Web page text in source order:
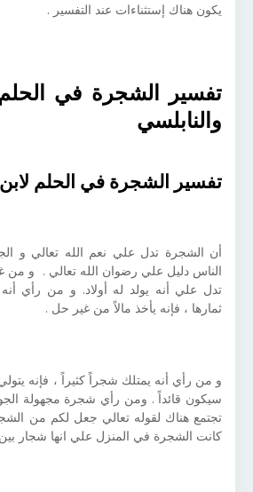
يكون هناك إستثناءات عند التفسير .
تفسير الشجرة في
والنابلسي
تفسير الشجرة في الحلم
أن الشجرة تدل علي نعم الله تعالي و
الناس دليل علي رضوان الله تعالي . و
تدل علي أنه يولد له أولاد. و من رأي
ثمارها ، فإنه يأخذ مالاً من غير حل .
و من رأي أنه يمتلك شجراً كثيراً ، فإنه
سيكون قائداً . ومن رأي شجرة مجهولة
تجتمع هناك لقوله تعالي جعل لكم من
كانت الشجرة في المنزل علي انها شجار